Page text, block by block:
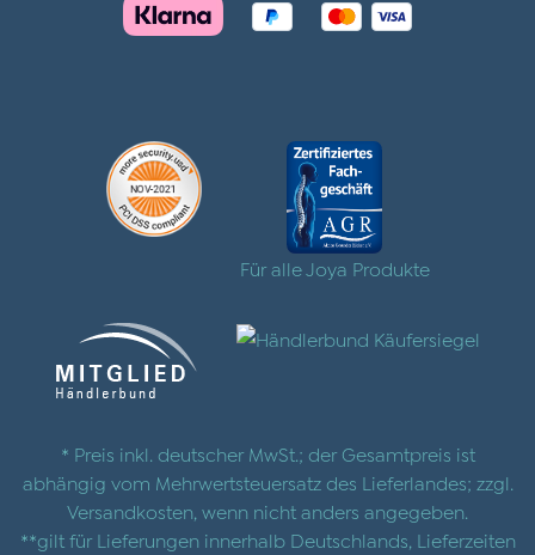
Für alle Joya Produkte
* Preis inkl. deutscher MwSt.; der Gesamtpreis ist
abhängig vom Mehrwertsteuersatz des Lieferlandes; zzgl.
Versandkosten , wenn nicht anders angegeben.
**gilt für Lieferungen innerhalb Deutschlands, Lieferzeiten